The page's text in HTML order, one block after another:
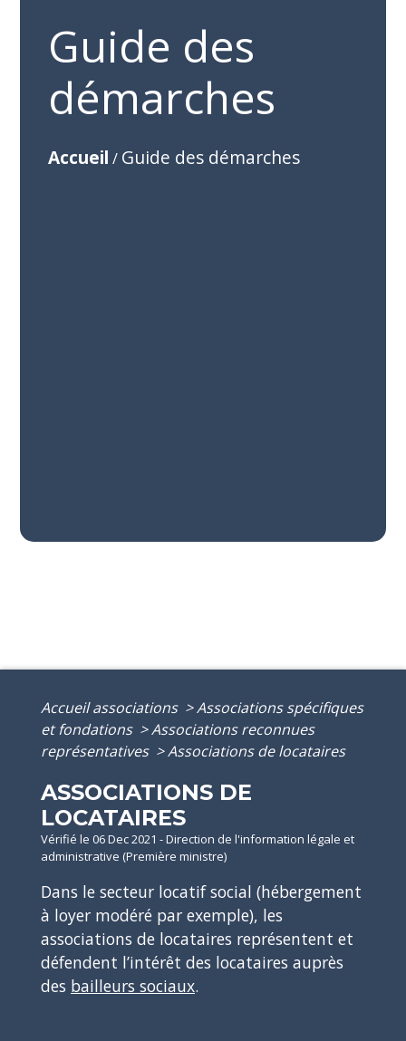
Guide des
démarches
Accueil / Guide des démarches
Accueil associations >Associations spécifiques
et fondations >Associations reconnues
représentatives >Associations de locataires
ASSOCIATIONS DE
LOCATAIRES
Vérifié le 06 Dec 2021 - Direction de l'information légale et
administrative (Première ministre)
Dans le secteur locatif social (hébergement
à loyer modéré par exemple), les
associations de locataires représentent et
défendent l’intérêt des locataires auprès
des bailleurs sociaux.